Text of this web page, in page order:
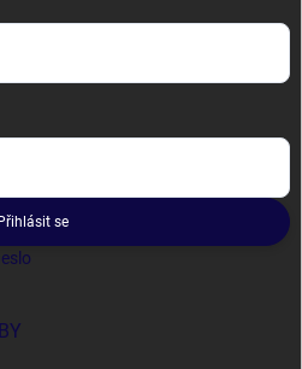
Přihlásit se